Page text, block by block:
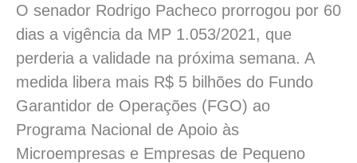
O senador Rodrigo Pacheco prorrogou por 60
dias a vigência da MP 1.053/2021, que
perderia a validade na próxima semana. A
medida libera mais R$ 5 bilhões do Fundo
Garantidor de Operações (FGO) ao
Programa Nacional de Apoio às
Microempresas e Empresas de Pequeno